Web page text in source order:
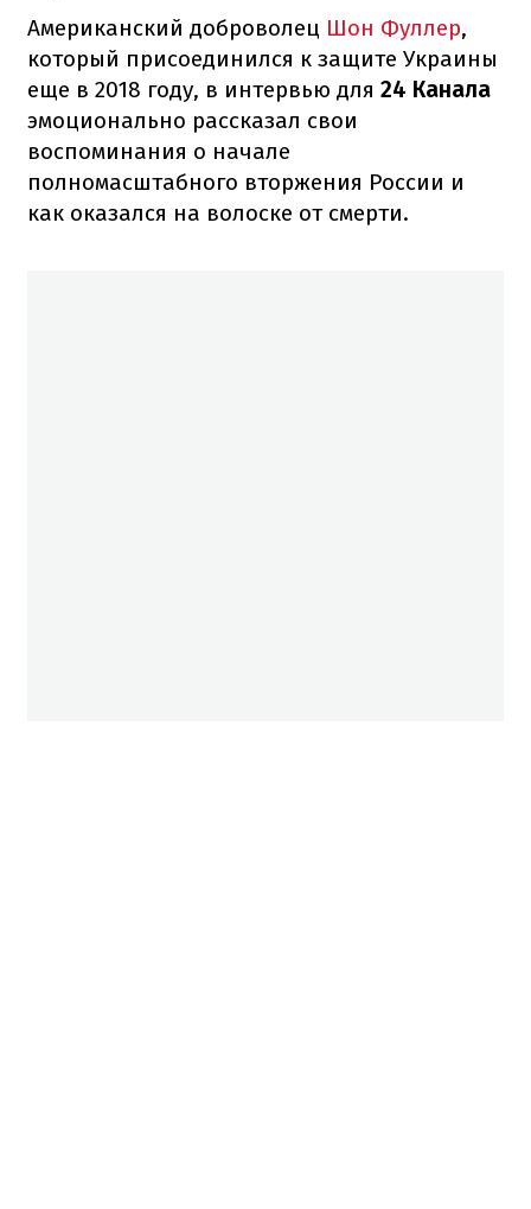
Американский доброволец Шон Фуллер,
который присоединился к защите Украины
еще в 2018 году, в интервью для 24 Канала
эмоционально рассказал свои
воспоминания о начале
полномасштабного вторжения России и
как оказался на волоске от смерти.